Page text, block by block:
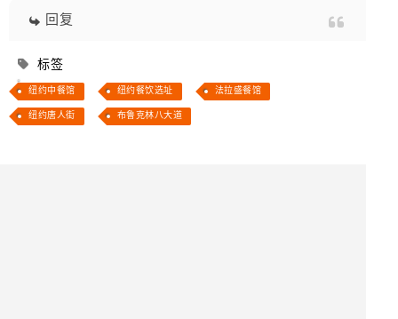
回复
标签
纽约中餐馆 纽约餐饮选址 法拉盛餐馆
纽约唐人街 布鲁克林八大道